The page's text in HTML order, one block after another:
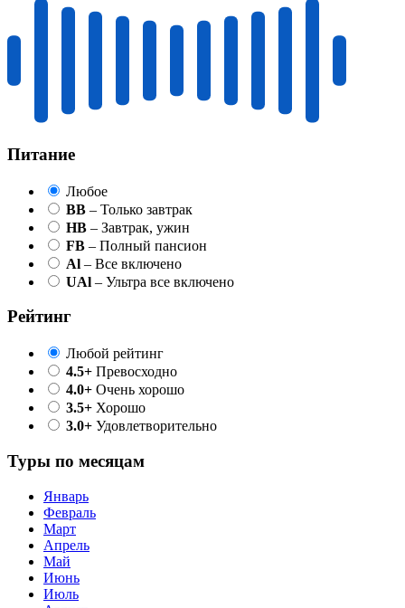
Питание
Любое
BB – Только завтрак
HB – Завтрак, ужин
FB – Полный пансион
Al – Все включено
UAl – Ультра все включено
Рейтинг
Любой рейтинг
4.5+ Превосходно
4.0+ Очень хорошо
3.5+ Хорошо
3.0+ Удовлетворительно
Туры по месяцам
Январь
Февраль
Март
Апрель
Май
Июнь
Июль